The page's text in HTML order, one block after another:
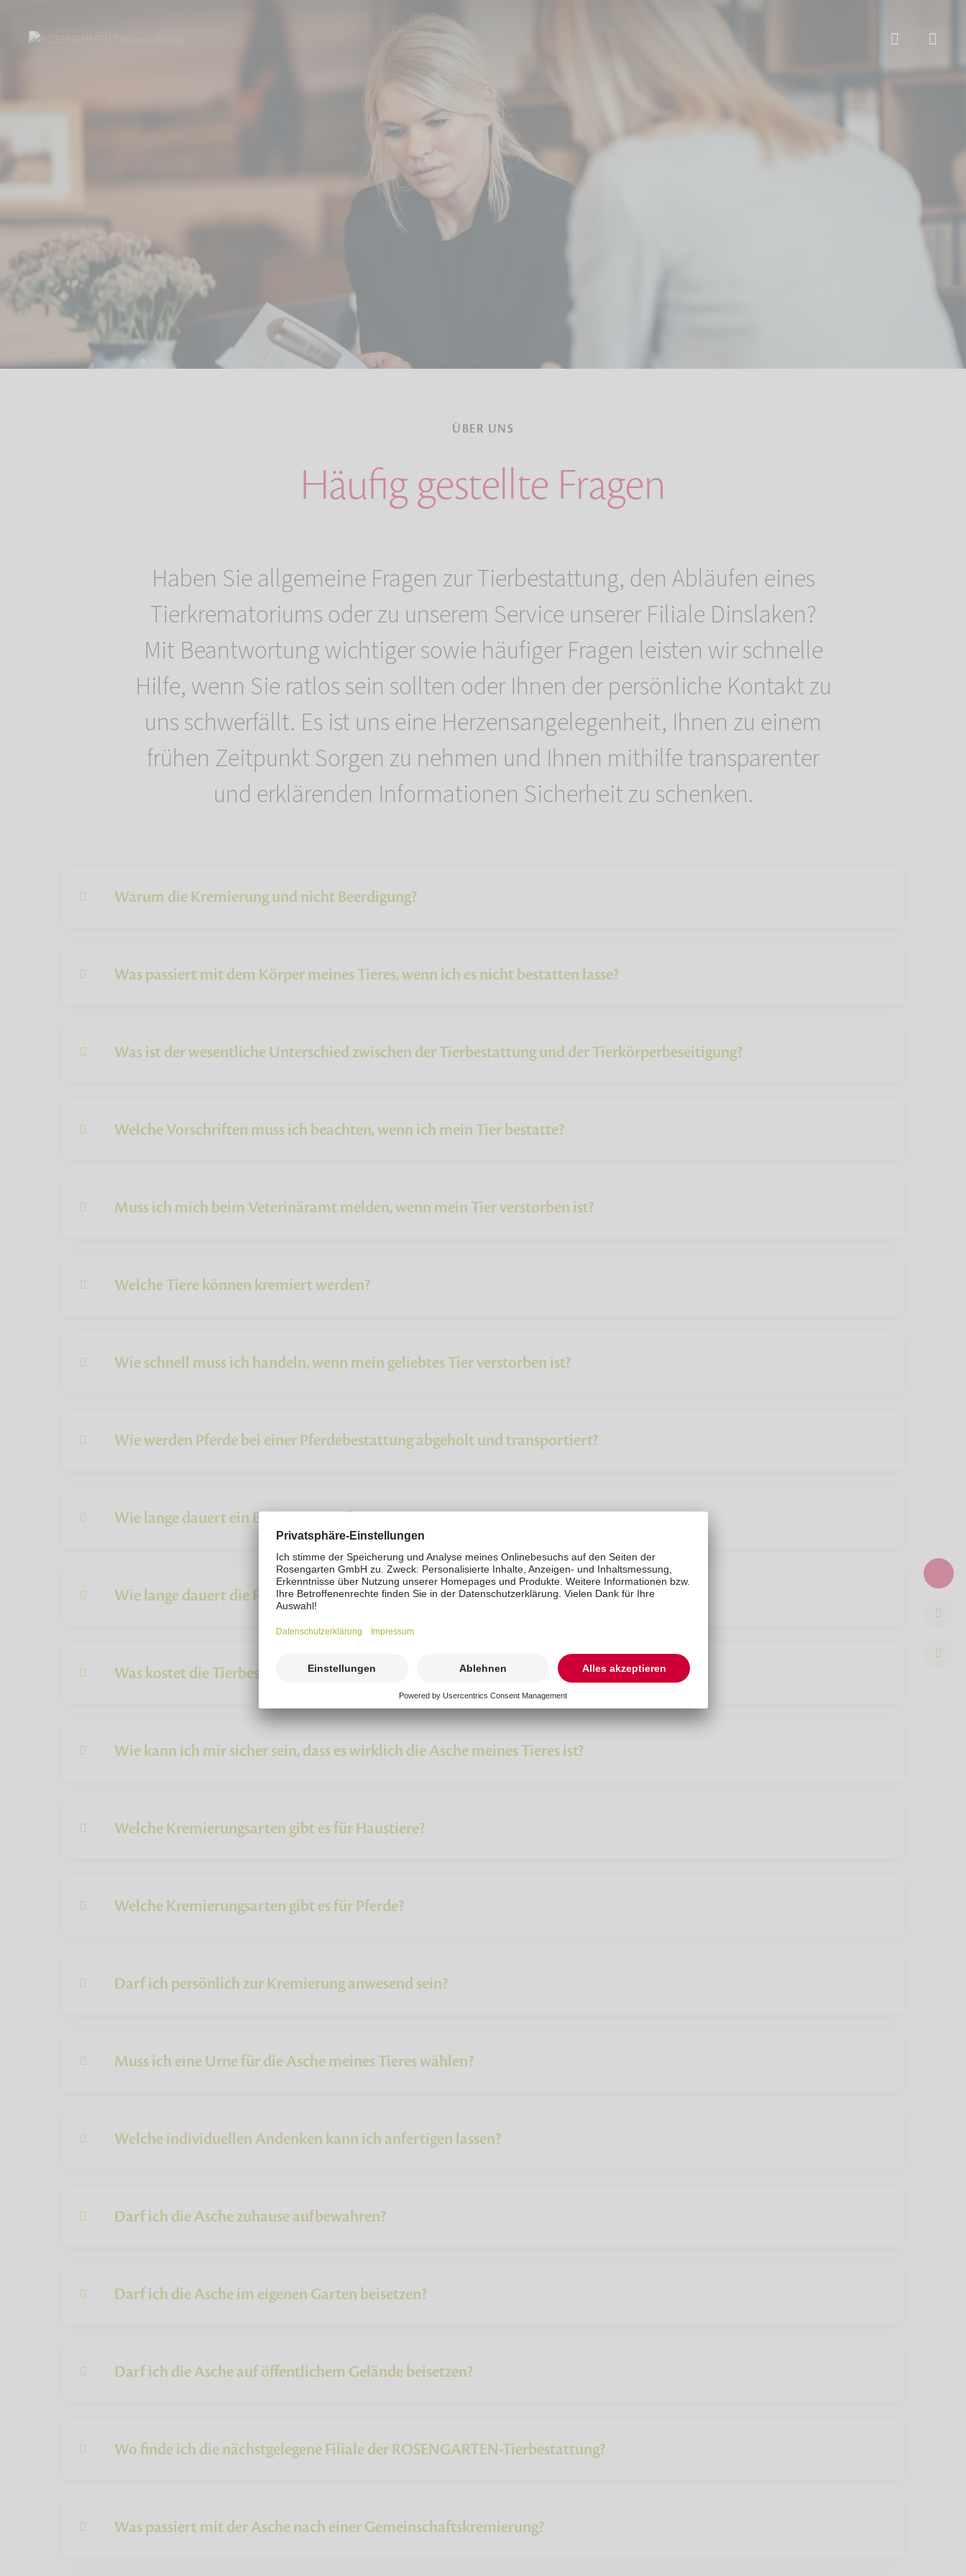
ÜBER UNS
Häufig gestellte Fragen
Haben Sie allgemeine Fragen zur Tierbestattung, den Abläufen eines
Tierkrematoriums oder zu unserem Service unserer Filiale Dinslaken?
Mit Beantwortung wichtiger sowie häufiger Fragen leisten wir schnelle
Hilfe, wenn Sie ratlos sein sollten oder Ihnen der persönliche Kontakt zu
uns schwerfällt. Es ist uns eine Herzensangelegenheit, Ihnen zu einem
frühen Zeitpunkt Sorgen zu nehmen und Ihnen mithilfe transparenter
und erklärenden Informationen Sicherheit zu schenken.
Warum die Kremierung und nicht Beerdigung?
Was passiert mit dem Körper meines Tieres, wenn ich es nicht bestatten lasse?
Was ist der wesentliche Unterschied zwischen der Tierbestattung und der Tierkörperbeseitigung?
Welche Vorschriften muss ich beachten, wenn ich mein Tier bestatte?
Muss ich mich beim Veterinäramt melden, wenn mein Tier verstorben ist?
Welche Tiere können kremiert werden?
Wie schnell muss ich handeln, wenn mein geliebtes Tier verstorben ist?
Wie werden Pferde bei einer Pferdebestattung abgeholt und transportiert?
Wie lange dauert ein Bestattungsauftrag?
Wie lange dauert die Feuerbestattung eines Pferdes?
Was kostet die Tierbestattung?
Wie kann ich mir sicher sein, dass es wirklich die Asche meines Tieres ist?
Welche Kremierungsarten gibt es für Haustiere?
Welche Kremierungsarten gibt es für Pferde?
Darf ich persönlich zur Kremierung anwesend sein?
Muss ich eine Urne für die Asche meines Tieres wählen?
Welche individuellen Andenken kann ich anfertigen lassen?
Darf ich die Asche zuhause aufbewahren?
Darf ich die Asche im eigenen Garten beisetzen?
Darf ich die Asche auf öffentlichem Gelände beisetzen?
Wo finde ich die nächstgelegene Filiale der ROSENGARTEN-Tierbestattung?
Was passiert mit der Asche nach einer Gemeinschaftskremierung?